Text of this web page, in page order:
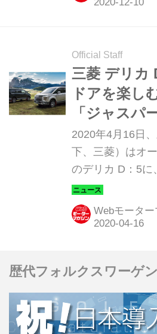
Official Staff
三菱 デリカ
ドアを楽し
「ジャスパ
2020年4月16日
下、三菱）はオ
のデリカ D：5に
む特別仕様車「
ー）」を設定し
Webモータ
歴代フォルクスワーゲ